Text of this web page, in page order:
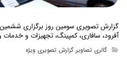
گزارش تصویری سومین روز برگزاری
آفرود، سافاری، کمپینگ، تجهیزات و خدمات
گالری تصاویر,گزارش تصویری ویژه